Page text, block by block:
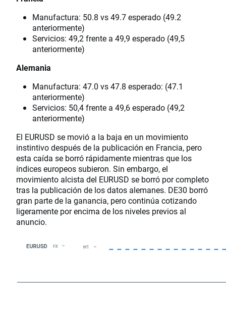
Manufactura: 50.8 vs 49.7 esperado (49.2
anteriormente)
Servicios: 49,2 frente a 49,9 esperado (49,5
anteriormente)
Alemania
Manufactura: 47.0 vs 47.8 esperado: (47.1
anteriormente)
Servicios: 50,4 frente a 49,6 esperado (49,2
anteriormente)
El EURUSD se movió a la baja en un movimiento
instintivo después de la publicación en Francia, pero
esta caída se borró rápidamente mientras que los
índices europeos subieron. Sin embargo, el
movimiento alcista del EURUSD se borró por completo
tras la publicación de los datos alemanes. DE30 borró
gran parte de la ganancia, pero continúa cotizando
ligeramente por encima de los niveles previos al
anuncio.